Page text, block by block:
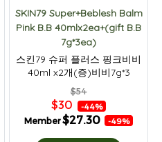
SKIN79 Super+Beblesh Balm
Pink B.B 40mlx2ea+(gift B.B
7g*3ea)
스킨79 슈퍼 플러스 핑크비비
40ml x2개(증)비비7g*3
$54
$30 -44%
Member$27.30 -49%